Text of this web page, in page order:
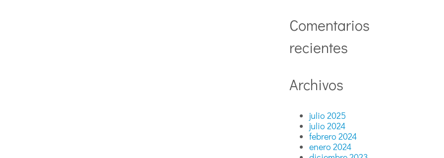
Comentarios
recientes
Archivos
julio 2025
julio 2024
febrero 2024
enero 2024